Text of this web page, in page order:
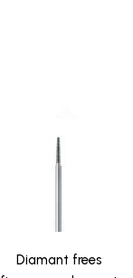
Diamant frees